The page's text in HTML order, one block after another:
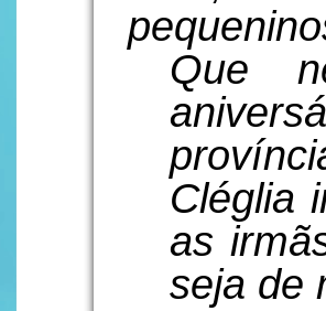
Que
Cléglia
as
seja de